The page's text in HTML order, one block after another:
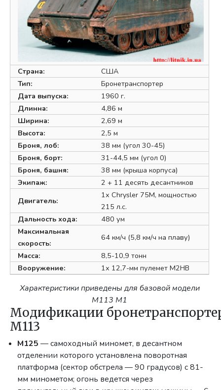
Страна:
США
Тип:
Бронетранспортер
Дата выпуска:
1960 г.
Длинна:
4,86 м
Ширина:
2,69 м
Высота:
2,5 м
Броня, лоб:
38 мм (угол 30-45)
Броня, борт:
31-44,5 мм (угол 0)
Броня, башня:
38 мм (крыша корпуса)
Экипаж:
2 + 11 десять десантников
Двигатель:
1х Chrysler 75M, мощностью
215 л.с.
Дальность хода:
480 ум
Максимальная
скорость:
64 км/ч (5,8 км/ч на плаву)
Масса:
8,5-10,9 тонн
Вооружение:
1х 12,7-мм пулемет M2HB
Характеристики приведены для базовой модели
M113 M1
Модификации
М113
М125 — самоходный миномет, в десантном
отделении которого установлена поворотная
платформа (сектор обстрела — 90 градусов) с 81-
мм минометом; огонь ведется через